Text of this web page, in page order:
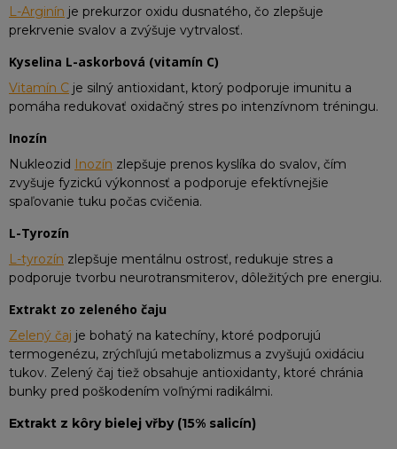
L-Arginín je prekurzor oxidu dusnatého, čo zlepšuje
prekrvenie svalov a zvýšuje vytrvalosť.
Kyselina L-askorbová (vitamín C)
Vitamín C je silný antioxidant, ktorý podporuje imunitu a
pomáha redukovať oxidačný stres po intenzívnom tréningu.
Inozín
Nukleozid Inozín zlepšuje prenos kyslíka do svalov, čím
zvyšuje fyzickú výkonnosť a podporuje efektívnejšie
spaľovanie tuku počas cvičenia.​
L-Tyrozín
L-tyrozín zlepšuje mentálnu ostrosť, redukuje stres a
podporuje tvorbu neurotransmiterov, dôležitých pre energiu.
Extrakt zo zeleného čaju
Zelený čaj je bohatý na katechíny, ktoré podporujú
termogenézu, zrýchľujú metabolizmus a zvyšujú oxidáciu
tukov. Zelený čaj tiež obsahuje antioxidanty, ktoré chránia
bunky pred poškodením voľnými radikálmi.​
Extrakt z kôry bielej vřby (15% salicín)